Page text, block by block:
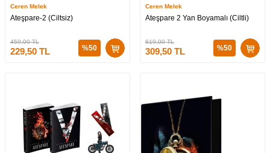
Ceren Melek
Ateşpare-2 (Ciltsiz)
459,00TL
229,50 TL %50
Ceren Melek
Ateşpare 2 Yan Boyamalı (Ciltli)
619,00TL
309,50 TL %50